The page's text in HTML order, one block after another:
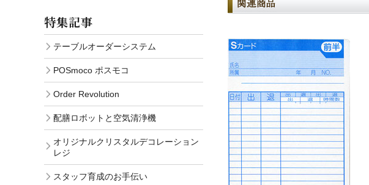
特集記事
テーブルオーダーシステム
POSmoco ポスモコ
Order Revolution
配膳ロボットと空気清浄機
オリジナルクリスタルデコレーション
レジ
スタッフ育成のお手伝い